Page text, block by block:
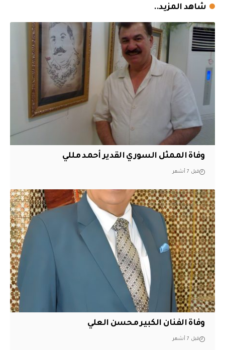
شاهد المزيد..
وفاة الممثل السوري القدير أحمد مللي
قبل 7 أشهر
وفاة الفنان الكبير محسن العلي
قبل 7 أشهر